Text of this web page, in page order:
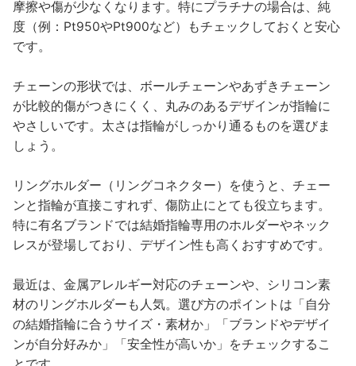
摩擦や傷が少なくなります。特にプラチナの場合は、純
度（例：Pt950やPt900など）もチェックしておくと安心
です。
チェーンの形状では、ボールチェーンやあずきチェーン
が比較的傷がつきにくく、丸みのあるデザインが指輪に
やさしいです。太さは指輪がしっかり通るものを選びま
しょう。
リングホルダー（リングコネクター）を使うと、チェー
ンと指輪が直接こすれず、傷防止にとても役立ちます。
特に有名ブランドでは結婚指輪専用のホルダーやネック
レスが登場しており、デザイン性も高くおすすめです。
最近は、金属アレルギー対応のチェーンや、シリコン素
材のリングホルダーも人気。選び方のポイントは「自分
の結婚指輪に合うサイズ・素材か」「ブランドやデザイ
ンが自分好みか」「安全性が高いか」をチェックするこ